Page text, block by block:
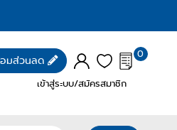
อมส่วนลด
เข้าสู่ระบบ/สมัครสมาชิก
0